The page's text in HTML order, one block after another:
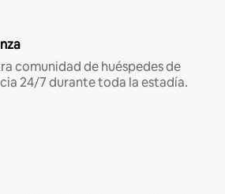
comunidad de huéspedes de
24/7 durante toda la estadía.